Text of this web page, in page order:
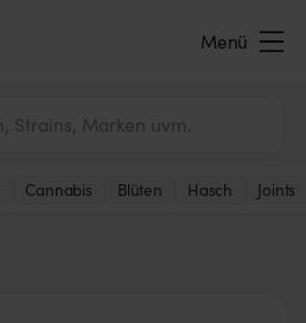
Menü
Cannabis Blüten Hasch Joints